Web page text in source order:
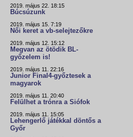
2019. május 22. 18:15
Búcsúzunk
2019. május 15. 7:19
Női keret a vb-selejtezőkre
2019. május 12. 15:12
Megvan az ötödik BL-
győzelem is!
2019. május 11. 22:16
Junior Final4-győztesek a
magyarok
2019. május 11. 20:40
Felülhet a trónra a Siófok
2019. május 11. 15:05
Lehengerlő játékkal döntős a
Győr